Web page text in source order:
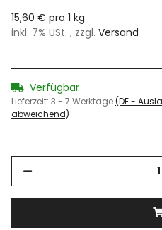
15,60 € pro 1 kg
inkl. 7% USt. , zzgl. Versand
Verfügbar
Lieferzeit: 3 - 7 Werktage(DE -
abweichend)